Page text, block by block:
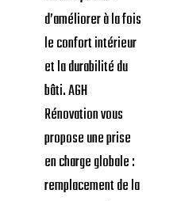
d’améliorer à la fois
le confort intérieur
et la durabilité du
bâti. AGH
Rénovation vous
propose une prise
en charge globale :
remplacement de la